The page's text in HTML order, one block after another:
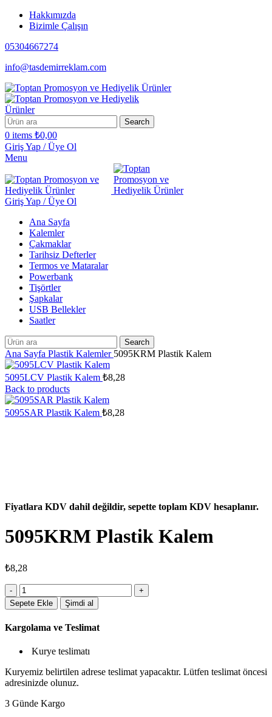
Hakkımızda
Bizimle Çalışın
05304667274
info@tasdemirreklam.com
Search
0 items ₺0,00
Giriş Yap / Üye Ol
Menu
Giriş Yap / Üye Ol
Ana Sayfa
Kalemler
Çakmaklar
Tarihsiz Defterler
Termos ve Mataralar
Powerbank
Tişörtler
Şapkalar
USB Bellekler
Saatler
Search
Ana Sayfa Plastik Kalemler 5095KRM Plastik Kalem
5095LCV Plastik Kalem ₺8,28
Back to products
5095SAR Plastik Kalem ₺8,28
Fiyatlara KDV dahil değildir, sepette toplam KDV hesaplanır.
5095KRM Plastik Kalem
₺8,28
5095KRM
Plastik
Kalem
Sepete Ekle Şimdi al
Kargolama ve Teslimat
Kurye teslimatı
Kuryemiz belirtilen adrese teslimat yapacaktır. Lütfen teslimat öncesi
adresinizde olunuz.
3 Günde Kargo